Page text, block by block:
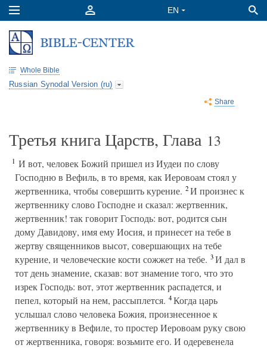
Whole Bible
Russian Synodal Version (ru)
Share
Третья книга Царств, Глава 13
1 И вот, человек Божий пришел из Иудеи по слову
Господню в Вефиль, в то время, как Иеровоам стоял у
жертвенника, чтобы совершить курение. 2И произнес к
жертвеннику слово Господне и сказал: жертвенник,
жертвенник! так говорит Господь: вот, родится сын
дому Давидову, имя ему Иосия, и принесет на тебе в
жертву священников высот, совершающих на тебе
курение, и человеческие кости сожжет на тебе. 3И дал в
тот день знамение, сказав: вот знамение того, что это
изрек Господь: вот, этот жертвенник распадется, и
пепел, который на нем, рассыплется. 4Когда царь
услышал слово человека Божия, произнесенное к
жертвеннику в Вефиле, то простер Иеровоам руку свою
от жертвенника, говоря: возьмите его. И одеревенела